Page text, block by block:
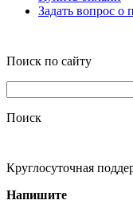
Задать вопрос о
Поиск по сайту
Поиск
Круглосуточная
Напишите